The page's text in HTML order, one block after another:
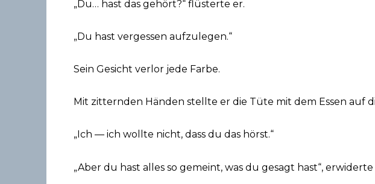
„Du… hast das gehört?“ flüsterte er.
„Du hast vergessen aufzulegen.“
Sein Gesicht verlor jede Farbe.
Mit zitternden Händen stellte er die Tüte mit dem Essen auf
„Ich — ich wollte nicht, dass du das hörst.“
„Aber du hast alles so gemeint, was du gesagt hast“, erwiderte